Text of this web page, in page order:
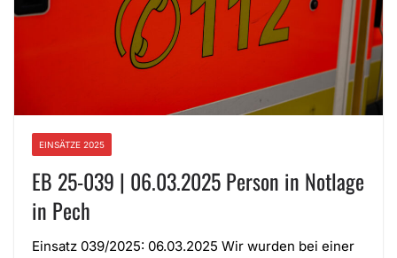
EINSÄTZE 2025
EB 25-039 | 06.03.2025 Person in Notlage
in Pech
Einsatz 039/2025: 06.03.2025 Wir wurden bei einer